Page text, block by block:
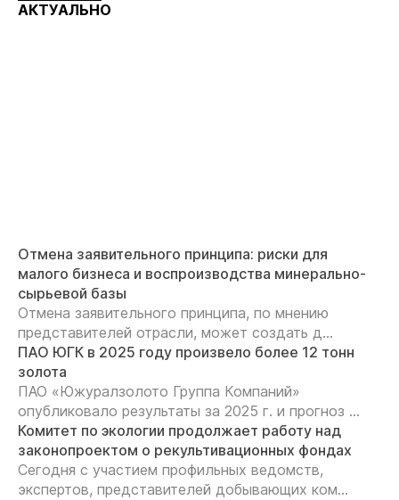
АКТУАЛЬНО
Отмена заявительного принципа: риски для
малого бизнеса и воспроизводства минерально-
сырьевой базы
Отмена заявительного принципа, по мнению
представителей отрасли, может создать д...
ПАО ЮГК в 2025 году произвело более 12 тонн
золота
ПАО «Южуралзолото Группа Компаний»
опубликовало результаты за 2025 г. и прогноз ...
Комитет по экологии продолжает работу над
законопроектом о рекультивационных фондах
Сегодня с участием профильных ведомств,
экспертов, представителей добывающих ком...